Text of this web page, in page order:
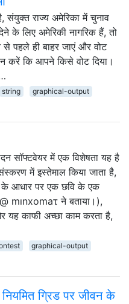
राज्य अमेरिका में चुनाव
के लिए अमेरिकी नागरिक हैं, तो
से पहले ही बाहर जाएं और वोट
करें कि आपने किसे वोट दिया।
string
graphical-output
सॉफ्टवेयर में एक विशेषता यह है
में इस्तेमाल किया जाता है,
आधार पर एक छवि के एक
mınxomaτ ने बताया।),
यह काफी अच्छा काम करता है,
graphical-output
ग्रिड पर जीवन के